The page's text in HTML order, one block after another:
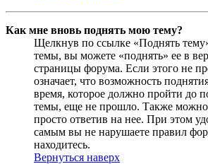
Как мне вновь поднять мою тему?
Щелкнув по ссылке «Поднять
темы, вы можете «поднять» ее в
страницы форума. Если этого не
означает, что возможность
время, которое должно пройти до
темы, еще не прошло. Также можно
просто ответив на нее. При этом
самым вы не нарушаете правил
находитесь.
Вернуться наверх